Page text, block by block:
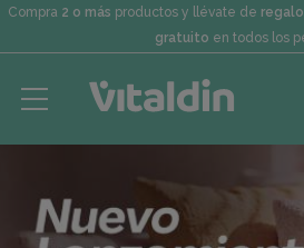
Compra 2 o más productos y llévate de regalo
gratuito en todos los